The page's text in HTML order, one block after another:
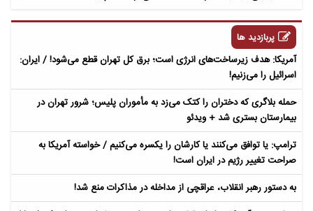
پربازدید ها
آمریکا: هدف زیرساخت‌های انرژی است؛ برق کل تهران قطع می‌شود! / ایران:
اسرائیل را می‌زنیم!
حمله بلاگری که دختران را کتک می‌زد به مأموران پلیس؛ شرور تهران در
بیمارستان بستری شد + ویدئو
ترامپ: یا توافق می‌کنند یا کارشان را یکسره می‌کنیم / خواسته آمریکا به
صراحت تغییر رژیم در ایران است!
به دستور رهبر انقلاب، عراقچی از مداخله در مذاکرات منع شد!